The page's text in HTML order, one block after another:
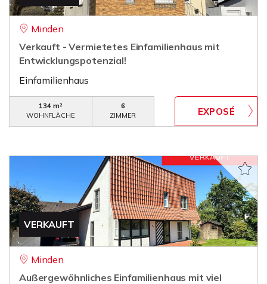
Minden
Verkauft - Vermietetes Einfamilienhaus mit
Entwicklungspotenzial!
Einfamilienhaus
134 m²
WOHNFLÄCHE
6
ZIMMER
VERKAUFT
Minden
Außergewöhnliches Einfamilienhaus mit viel